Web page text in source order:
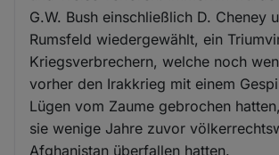
G.W. Bush einschließlich D. Cheney
Rumsfeld wiedergewählt, ein
Kriegsverbrechern, welche noch
vorher den Irakkrieg mit einem
Lügen vom Zaume gebrochen
sie wenige Jahre zuvor
Afghanistan überfallen hatten.